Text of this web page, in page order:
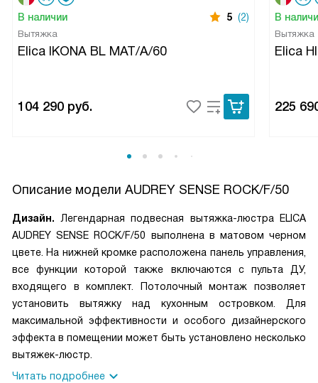
В наличии 5 (2)
Вытяжка
Elica IKONA BL MAT/A/60
104 290 руб.
В
Вытяжка
Elica
225
Описание модели AUDREY SENSE ROCK/F/50
Дизайн. Легендарная подвесная вытяжка-люстра ELICA
AUDREY SENSE ROCK/F/50 выполнена в матовом черном
цвете. На нижней кромке расположена панель управления,
все функции которой также включаются с пульта ДУ,
входящего в комплект. Потолочный монтаж позволяет
установить вытяжку над кухонным островком. Для
максимальной эффективности и особого дизайнерского
эффекта в помещении может быть установлено несколько
вытяжек-люстр.
Читать подробнее